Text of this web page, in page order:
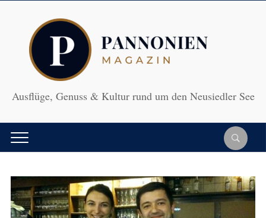
Ausflüge, Genuss & Kultur rund um den Neusiedler See